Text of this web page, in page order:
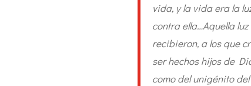
vida, y la vida era la
contra ella…Aquella
recibieron, a los que
ser hechos hijos de
como del unigénito